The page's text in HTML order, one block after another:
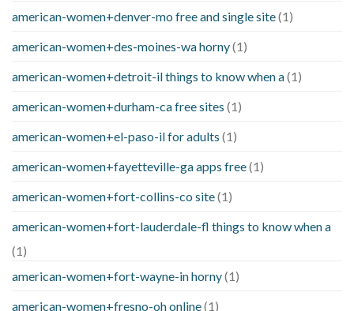
american-women+denver-mo free and single site(1)
american-women+des-moines-wa horny(1)
american-women+detroit-il things to know when a(1)
american-women+durham-ca free sites (1)
american-women+el-paso-il for adults (1)
american-women+fayetteville-ga apps free(1)
american-women+fort-collins-co site(1)
american-women+fort-lauderdale-fl things to know when a
(1)
american-women+fort-wayne-in horny(1)
american-women+fresno-oh online(1)